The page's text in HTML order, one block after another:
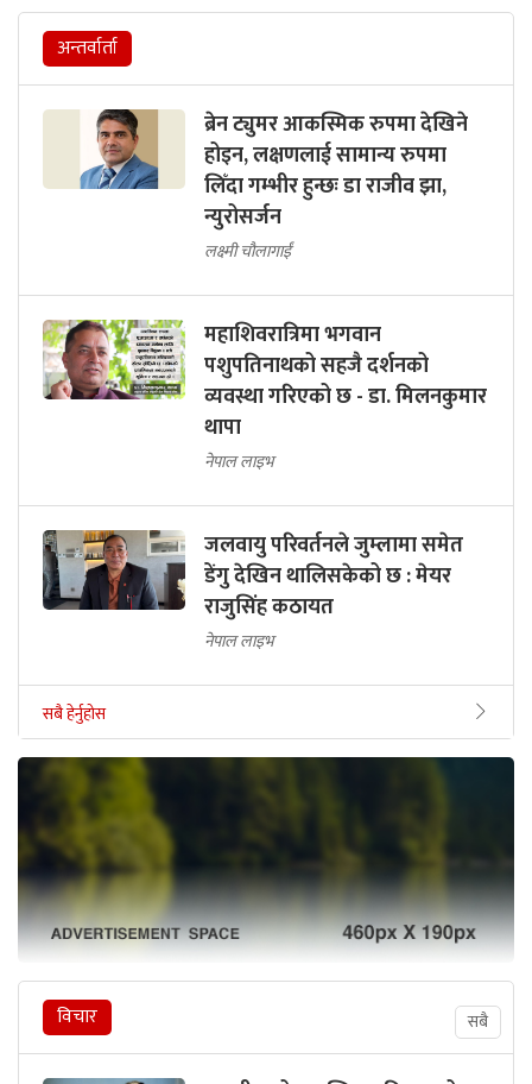
अन्तर्वार्ता
ब्रेन ट्युमर आकस्मिक रुपमा देखिने
होइन, लक्षणलाई सामान्य रुपमा
लिँदा गम्भीर हुन्छः डा राजीव झा,
न्युरोसर्जन
लक्ष्मी चौलागाईं
महाशिवरात्रिमा भगवान
पशुपतिनाथको सहजै दर्शनको
व्यवस्था गरिएको छ - डा. मिलनकुमार
थापा
नेपाल लाइभ
जलवायु परिवर्तनले जुम्लामा समेत
डेंगु देखिन थालिसकेको छ : मेयर
राजुसिंह कठायत
नेपाल लाइभ
सबै हेर्नुहोस
विचार सबै